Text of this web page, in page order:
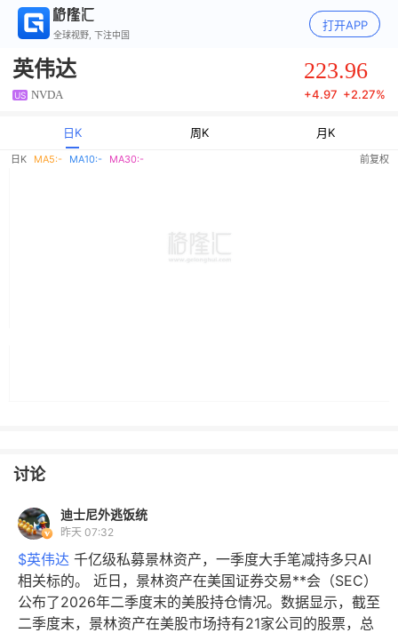
全球视野, 下注中国
打开APP
英伟达
US NVDA
223.96
+4.97 +2.27%
日K 周K 月K
日K MA5:- MA10:- MA30:- 前复权
讨论
迪士尼外逃饭统
昨天 07:32
$英伟达 千亿级私募景林资产，一季度大手笔减持多只AI
相关标的。 近日，景林资产在美国证券交易**会（SEC）
公布了2026年二季度末的美股持仓情况。数据显示，截至
二季度末，景林资产在美股市场持有21家公司的股票，总